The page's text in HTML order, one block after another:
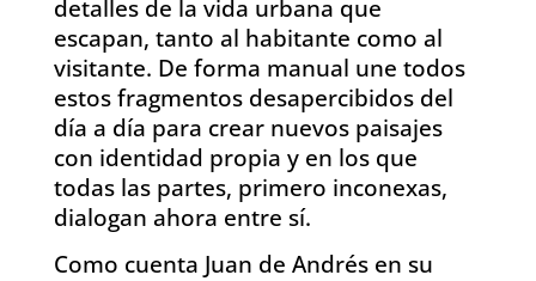
detalles de la vida urbana que
escapan, tanto al habitante como al
visitante. De forma manual une todos
estos fragmentos desapercibidos del
día a día para crear nuevos paisajes
con identidad propia y en los que
todas las partes, primero inconexas,
dialogan ahora entre sí.
Como cuenta Juan de Andrés en su